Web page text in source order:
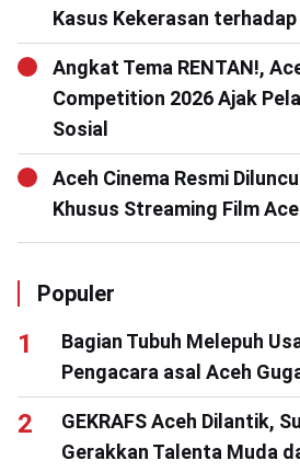
Kasus Kekerasan
Angkat Tema RENTAN!,
Competition 2026 Ajak
Sosial
Aceh Cinema Resmi
Khusus Streaming Film
Populer
Bagian Tubuh Melepuh
Pengacara asal Aceh
GEKRAFS Aceh Dilantik,
Gerakkan Talenta Muda